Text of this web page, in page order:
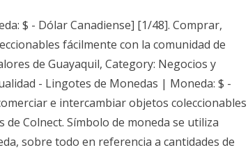
$ - Dólar Canadiense] [1/48]. Comprar,
fácilmente con la comunidad de
de Guayaquil, Category: Negocios y
- Lingotes de Monedas | Moneda: $ -
e intercambiar objetos coleccionables
Colnect. Símbolo de moneda se utiliza
sobre todo en referencia a cantidades de